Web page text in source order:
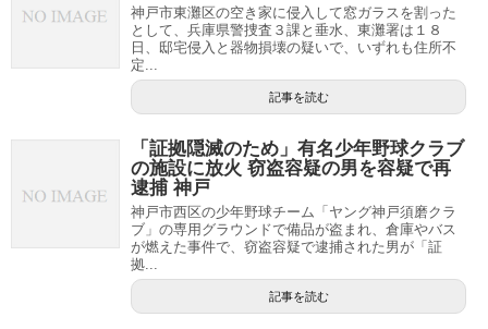
神戸市東灘区の空き家に侵入して窓ガラスを割った
として、兵庫県警捜査３課と垂水、東灘署は１８
日、邸宅侵入と器物損壊の疑いで、いずれも住所不
定...
記事を読む
「証拠隠滅のため」有名少年野球クラブ
の施設に放火 窃盗容疑の男を容疑で再
逮捕 神戸
神戸市西区の少年野球チーム「ヤング神戸須磨クラ
ブ」の専用グラウンドで備品が盗まれ、倉庫やバス
が燃えた事件で、窃盗容疑で逮捕された男が「証
拠...
記事を読む